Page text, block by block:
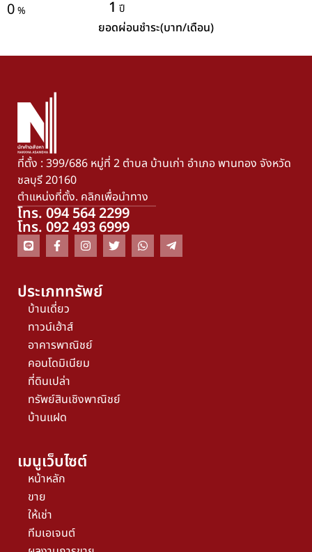
0% 1 ปี
ยอดผ่อนชำระ(บาท/เดือน)
ที่ตั้ง : 399/686 หมู่ที่ 2 ตำบล บ้านเก่า อำเภอ พานทอง จังหวัด
ชลบุรี 20160
ตำแหน่งที่ตั้ง. คลิกเพื่อนำทาง
โทร. 094 564 2299
โทร. 092 493 6999
ประเภททรัพย์
บ้านเดี่ยว
ทาวน์เฮ้าส์
อาคารพาณิชย์
คอนโดมิเนียม
ที่ดินเปล่า
ทรัพย์สินเชิงพาณิชย์
บ้านแฝด
เมนูเว็บไซต์
หน้าหลัก
ขาย
ให้เช่า
ทีมเอเจนต์